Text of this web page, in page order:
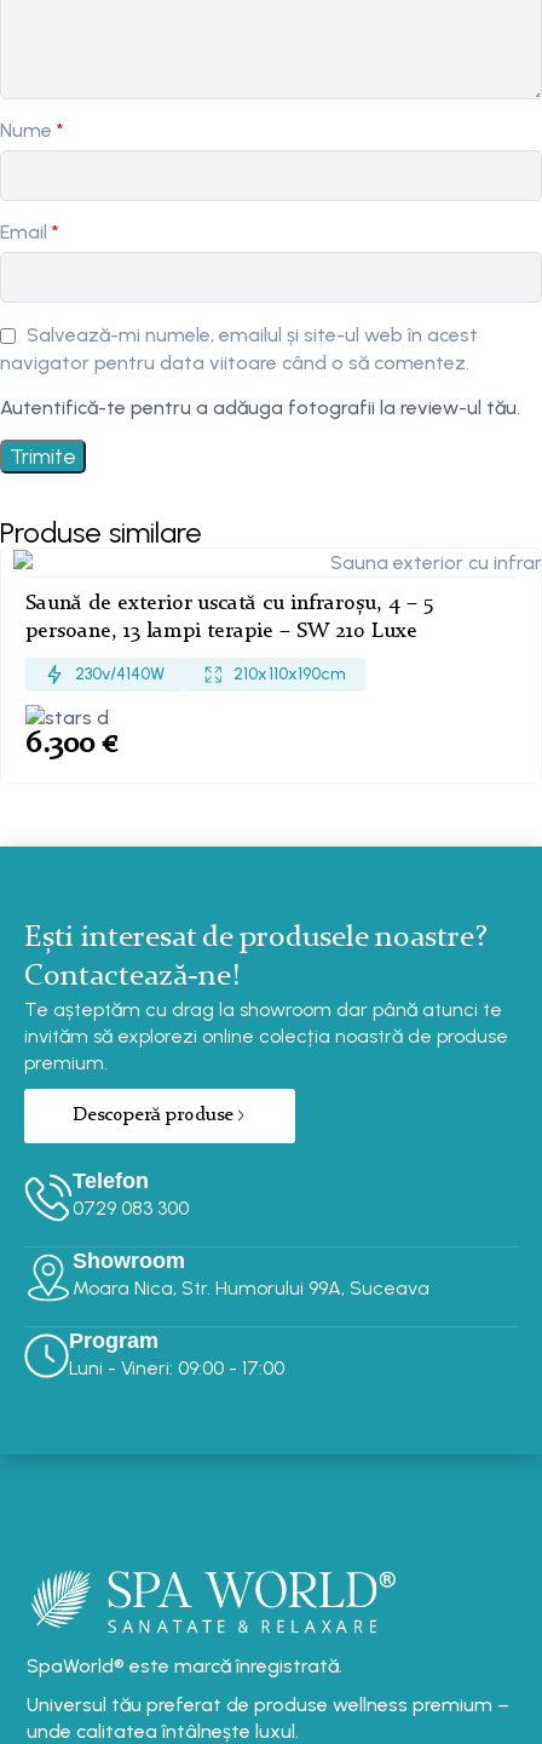
Nume *
Email *
Salvează-mi numele, emailul și site-ul web în acest
navigator pentru data viitoare când o să comentez.
Autentifică-te pentru a adăuga fotografii la review-ul tău.
Produse similare
Saună de exterior uscată cu infraroșu, 4 – 5
persoane, 13 lampi terapie – SW 210 Luxe
230v/4140 W 210 x 110 x 190 cm
6.300 €
Ești interesat de produsele noastre?
Contactează-ne!
Te așteptăm cu drag la showroom dar până atunci te
invităm să explorezi online colecția noastră de produse
premium.
Descoperă produse
Telefon
0729 083 300‬‬
Showroom
Moara Nica, Str. Humorului 99A, Suceava
Program
Luni - Vineri: 09:00 - 17:00
SpaWorld® este marcă înregistrată.
Universul tău preferat de produse wellness premium –
unde calitatea întâlnește luxul.